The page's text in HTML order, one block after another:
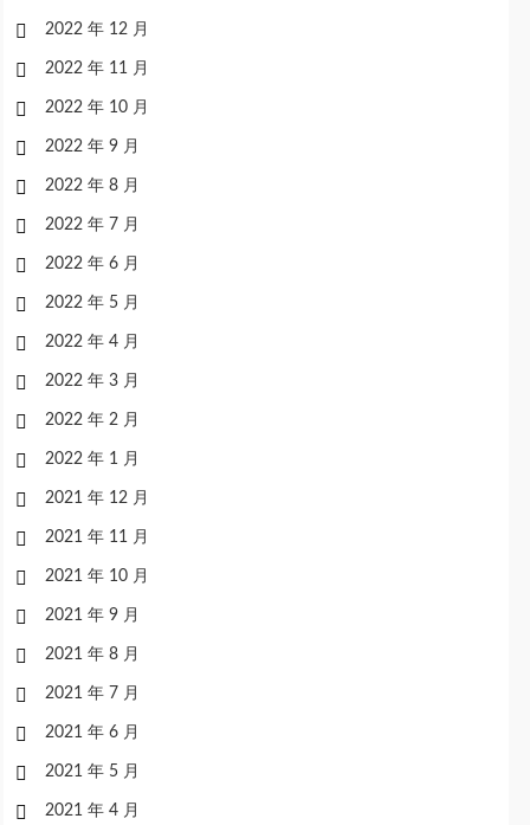
2022 年 12 月
2022 年 11 月
2022 年 10 月
2022 年 9 月
2022 年 8 月
2022 年 7 月
2022 年 6 月
2022 年 5 月
2022 年 4 月
2022 年 3 月
2022 年 2 月
2022 年 1 月
2021 年 12 月
2021 年 11 月
2021 年 10 月
2021 年 9 月
2021 年 8 月
2021 年 7 月
2021 年 6 月
2021 年 5 月
2021 年 4 月